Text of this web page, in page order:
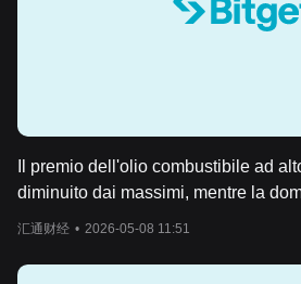
Il premio dell'olio combustibile ad
diminuito dai massimi, mentre la
da parte degli utenti finali rimane
汇通财经 • 2026-05-08 11:51